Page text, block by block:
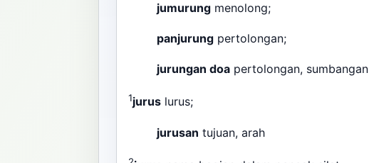
jumurung menolong;
panjurung pertolongan;
jurungan doa pertolongan, sumbangan
1jurus lurus;
jurusan tujuan, arah